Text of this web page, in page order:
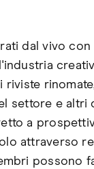
dal vivo con
settore e altri
a
attraverso
possono